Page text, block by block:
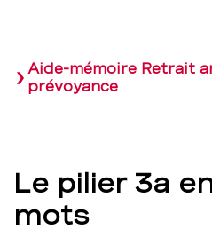
Aide-mémoire Retrait
prévoyance
Le pilier 3a
mots